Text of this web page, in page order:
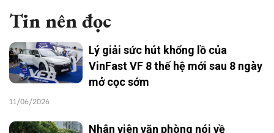
Tin nên đọc
Lý giải sức hút khổng lồ của
VinFast VF 8 thế hệ mới sau 8 ngày
mở cọc sớm
11/06/2026
Nhân viên văn phòng nói về